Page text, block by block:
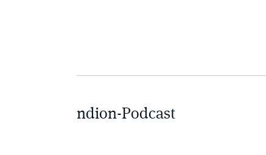
ndion-Podcast